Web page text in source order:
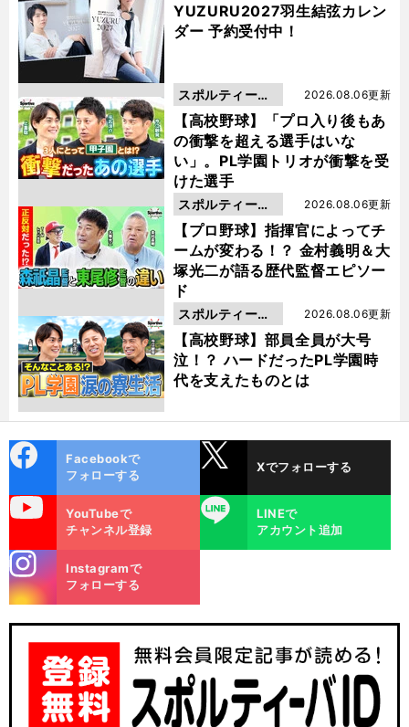
YUZURU2027羽生結弦カレン
ダー 予約受付中！
【高校野球】「プロ入り後もあ
の衝撃を超える選手はいな
い」。PL学園トリオが衝撃を受
けた選手
2026.08.06更新
スポルティーバ
動画
【プロ野球】指揮官によってチ
ームが変わる！？ 金村義明＆大
塚光二が語る歴代監督エピソー
ド
2026.08.06更新
スポルティーバ
動画
【高校野球】部員全員が大号
泣！？ ハードだったPL学園時
代を支えたものとは
2026.08.06更新
スポルティーバ
動画
ok
Facebookで
フォローする
Xでフォローする
YouTubeで
チャンネル登録
LINE
LINEで
アカウント追加
m
Instagramで
フォローする